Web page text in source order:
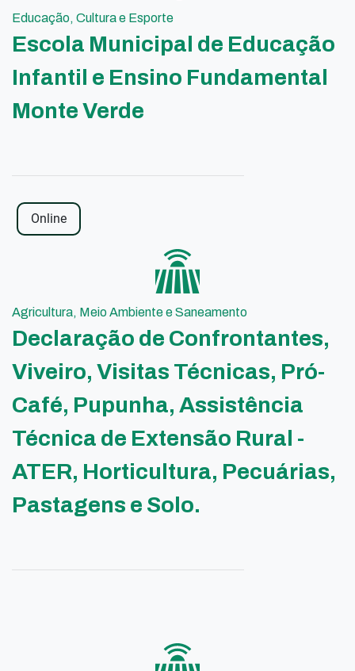
Educação, Cultura e Esporte
Escola Municipal de Educação
Infantil e Ensino Fundamental
Monte Verde
Online
Agricultura, Meio Ambiente e Saneamento
Declaração de Confrontantes,
Viveiro, Visitas Técnicas, Pró-
Café, Pupunha, Assistência
Técnica de Extensão Rural -
ATER, Horticultura, Pecuárias,
Pastagens e Solo.